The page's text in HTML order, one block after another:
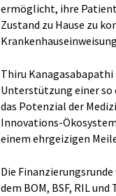
ermöglicht, ihre
Zustand zu Hause zu
Thiru Kanagasabapathi
Unterstützung einer so
das Potenzial der
Innovations-
einem ehrgeizigen
Die
dem BOM, BSF, RIL